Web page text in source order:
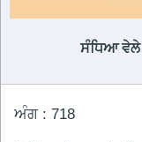
ਸੰਧਿਆ ਵੇਲੇ
ਅੰਗ : 718